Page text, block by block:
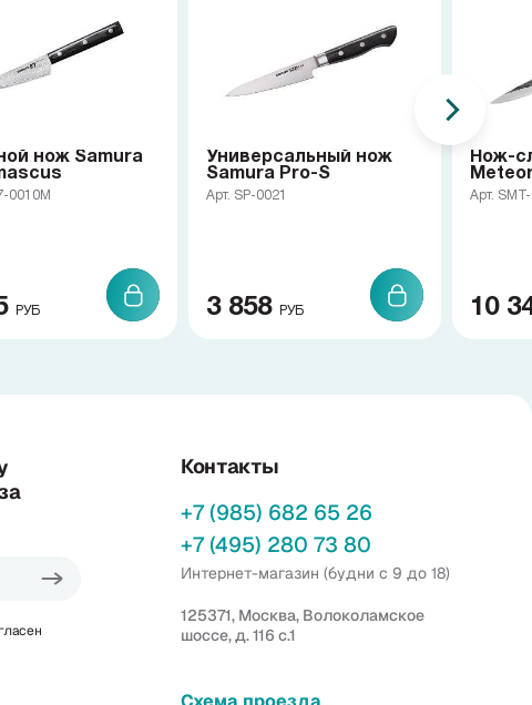
нож Samura
0010M
РУБ
Универсальный нож
Samura Pro-S
Арт. SP-0021
3 858 РУБ
Нож-
Арт.
10
Контакты
+7 (985) 682 65 26
+7 (495) 280 73 80
Интернет-магазин (будни с 9 до 18)
125371, Москва, Волоколамское
шоссе, д. 116 с.1